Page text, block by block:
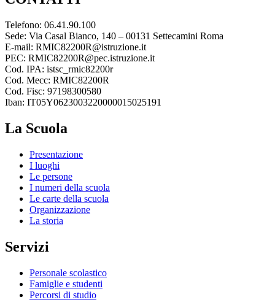
Telefono: 06.41.90.100
Sede: Via Casal Bianco, 140 – 00131 Settecamini Roma
E-mail: RMIC82200R@istruzione.it
PEC: RMIC82200R@pec.istruzione.it
Cod. IPA: istsc_rmic82200r
Cod. Mecc: RMIC82200R
Cod. Fisc: 97198300580
Iban: IT05Y0623003220000015025191
La Scuola
Presentazione
I luoghi
Le persone
I numeri della scuola
Le carte della scuola
Organizzazione
La storia
Servizi
Personale scolastico
Famiglie e studenti
Percorsi di studio